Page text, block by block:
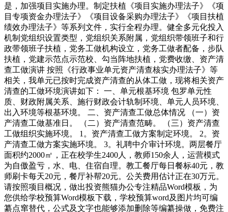
是，加强项目实施办理。制定扶植《项目实施办理法子》《项
目专项资金办理法子》《项目设备采购办理法子》《项目扶植
绩效办理法子》等系列文件，实行全程办理。健全多元化投入
机制党组织设置类型，党组织关系附属，党组织带领班子和行
政带领班子扶植，党务工做机构设立，党务工做者配备，步队
扶植，党建示范点示范校、勾当阵地扶植，党费收缴、资产清
查工做演讲 按照《行政事业单元资产清查核实办理法子》等
相关，我单元已按时完成资产清查的从体工做，现将相关资产
清查的工做环境演讲如下： 一、单元根基环境 包罗单元性
质、财政附属关系、施行财政会计轨制环境、单元人员环境、
出入环境等根基环境。 二、资产清查工做总体情况 （一）资
产清查工做基准日。 （二）资产清查范畴。 （三）资产清查
工做组织实施环境。 1。资产清查工做方案制定环境。 2。资
产清查工做方案实施环境。 3。礼聘中介审计环境。两层餐厅
面积约2000㎡，正在校学生2400人，教师150余人，运营模式
为自傲盈亏，水、电、住宿自理。教工餐厅每日餐标40元，教
师刷卡每天20元，餐厅补帮20元。公关费用估计正在30万元。
请按照项目概况，做出投资熊猫办公专注精品Word模板，为
您供给学校预算Word模板下载，学校预算word及图片均可编
纂点窜替代，公式及文字也能够添加删除等编纂操做，免费注